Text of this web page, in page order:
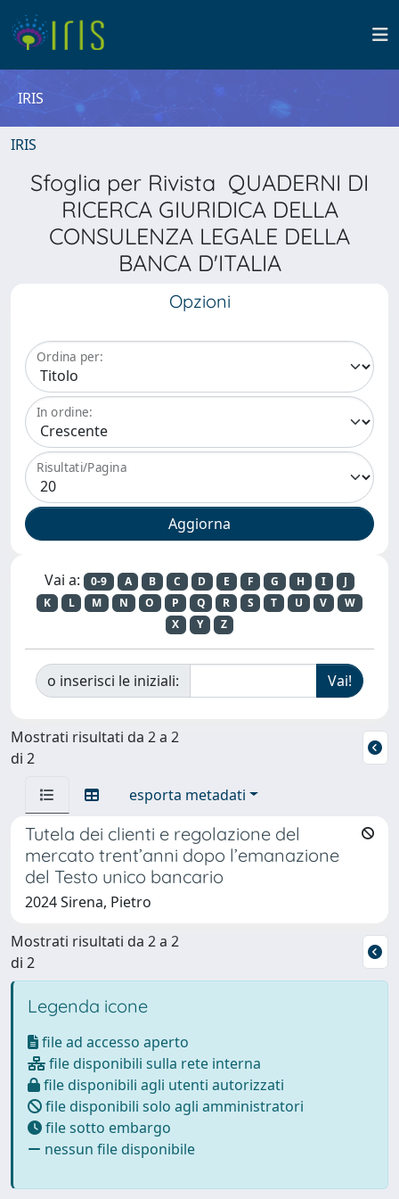
IRIS
IRIS
Sfoglia per Rivista QUADERNI DI
RICERCA GIURIDICA DELLA
CONSULENZA LEGALE DELLA
BANCA D'ITALIA
Opzioni
Ordina per:
In ordine:
Risultati/Pagina
Vai a: 0-9 A B C D E F G H I
J
K
L M N O P Q R S T U V
W
X
Y Z
o inserisci le iniziali:
Mostrati risultati da 2 a 2
di 2
esporta metadati
Tutela dei clienti e regolazione del
mercato trent’anni dopo l’emanazione
del Testo unico bancario
2024 Sirena, Pietro
Mostrati risultati da 2 a 2
di 2
Legenda icone
file ad accesso aperto
file disponibili sulla rete interna
file disponibili agli utenti autorizzati
file disponibili solo agli amministratori
file sotto embargo
nessun file disponibile